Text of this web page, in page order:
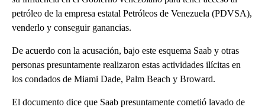
petróleo de la empresa estatal Petróleos de Venezuela (PDVSA),
venderlo y conseguir ganancias.
De acuerdo con la acusación, bajo este esquema Saab y otras
personas presuntamente realizaron estas actividades ilícitas en
los condados de Miami Dade, Palm Beach y Broward.
El documento dice que Saab presuntamente cometió lavado de